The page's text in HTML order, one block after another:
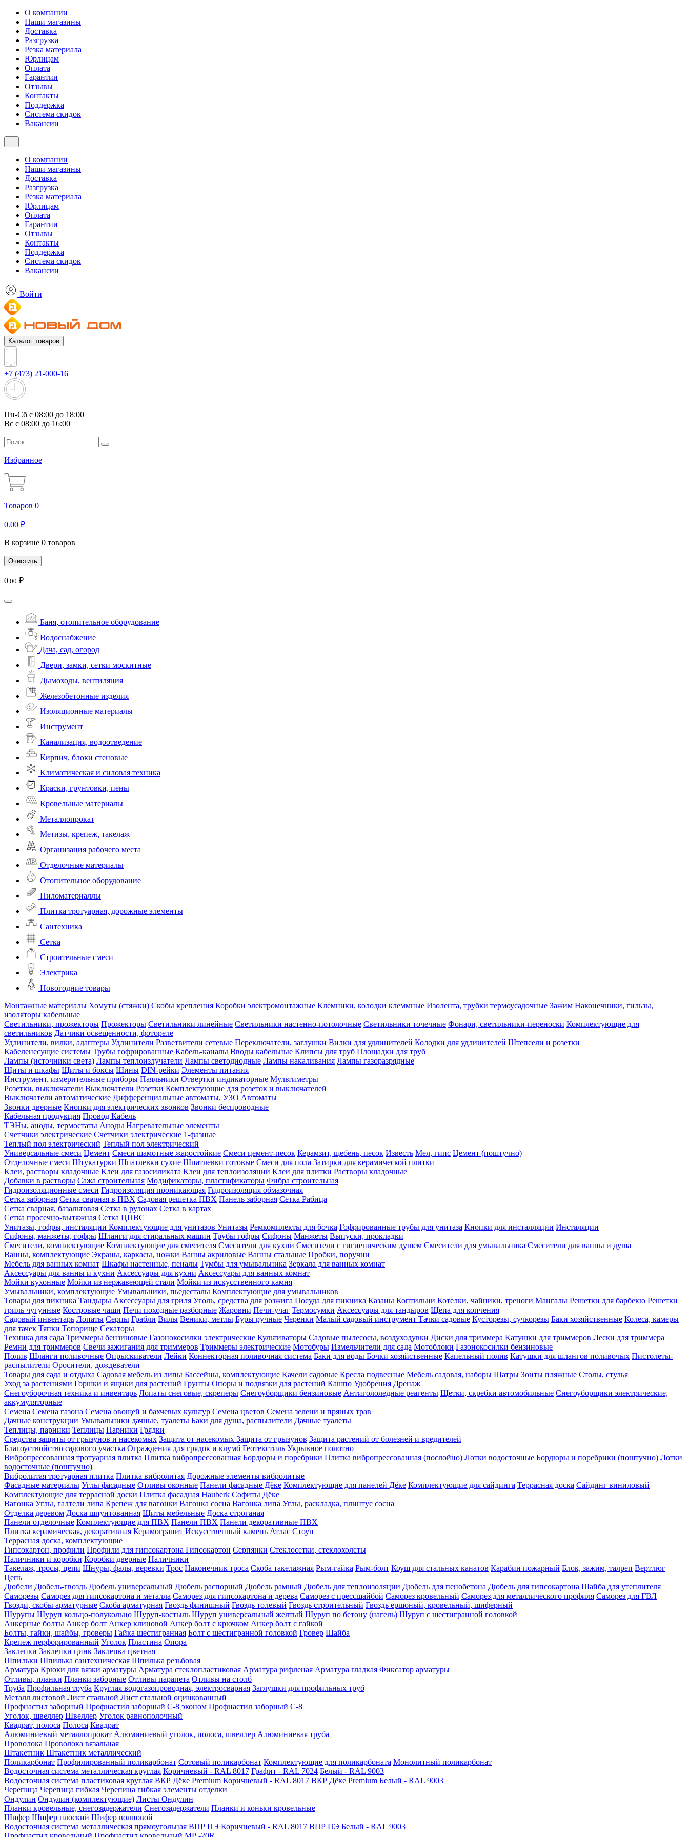
О компании
Наши магазины
Доставка
Разгрузка
Резка материала
Юрлицам
Оплата
Гарантии
Отзывы
Контакты
Поддержка
Система скидок
Вакансии
…
О компании
Наши магазины
Доставка
Разгрузка
Резка материала
Юрлицам
Оплата
Гарантии
Отзывы
Контакты
Поддержка
Система скидок
Вакансии
Войти
Каталог товаров
+7 (473) 21-000-16
Пн-Сб с 08:00 до 18:00
Вс с 08:00 до 16:00
Избранное
Товаров 0
0.00 ₽
В корзине 0 товаров
Очистить
0 .00 ₽
Баня, отопительное оборудование
Водоснабжение
Дача, сад, огород
Двери, замки, сетки москитные
Дымоходы, вентиляция
Железобетонные изделия
Изоляционные материалы
Инструмент
Канализация, водоотведение
Кирпич, блоки стеновые
Климатическая и силовая техника
Краски, грунтовки, пены
Кровельные материалы
Металлопрокат
Метизы, крепеж, такелаж
Организация рабочего места
Отделочные материалы
Отопительное оборудование
Пиломатериаллы
Плитка тротуарная, дорожные элементы
Сантехника
Сетка
Строительные смеси
Электрика
Новогодние товары
Монтажные материалы Хомуты (стяжки) Скобы крепления Коробки электромонтажные Клемники, колодки клеммные Изолента, трубки термоусадочные Зажим Наконечники, гильзы,
изоляторы кабельные
Светильники, прожекторы Прожекторы Светильники линейные Светильники настенно-потолочные Светильники точечные Фонари, светильники-переноски Комплектующие для
светильников Датчики освещенности, фотореле
Удлинители, вилки, адаптеры Удлинители Разветвители сетевые Переключатели, заглушки Вилки для удлинителей Колодки для удлинителей Штепсели и розетки
Кабеленесущие системы Трубы гофрированные Кабель-каналы Вводы кабельные Клипсы для труб Площадки для труб
Лампы (источники света) Лампы теплоизлучатели Лампы светодиодные Лампы накаливания Лампы газоразрядные
Щиты и шкафы Щиты и боксы Шины DIN-рейки Элементы питания
Инструмент, измерительные приборы Паяльники Отвертки индикаторные Мультиметры
Розетки, выключатели Выключатели Розетки Комплектующие для розеток и выключателей
Выключатели автоматические Дифференциальные автоматы, УЗО Автоматы
Звонки дверные Кнопки для электрических звонков Звонки беспроводные
Кабельная продукция Провод Кабель
ТЭНы, аноды, термостаты Аноды Нагревательные элементы
Счетчики электрические Счетчики электрические 1-фазные
Теплый пол электрический Теплый пол электрический
Универсальные смеси Цемент Смеси шамотные жаростойкие Смеси цемент-песок Керамзит, щебень, песок Известь Мел, гипс Цемент (поштучно)
Отделочные смеси Штукатурки Шпатлевки сухие Шпатлевки готовые Смеси для пола Затирки для керамической плитки
Клеи, растворы кладочные Клеи для газосиликата Клеи для теплоизоляции Клеи для плитки Растворы кладочные
Добавки в растворы Сажа строительная Модификаторы, пластификаторы Фибра строительная
Гидроизоляционные смеси Гидроизоляция проникающая Гидроизоляция обмазочная
Сетка заборная Сетка сварная в ПВХ Садовая решетка ПВХ Панель заборная Сетка Рабица
Сетка сварная, базальтовая Сетка в рулонах Сетка в картах
Сетка просечно-вытяжная Сетка ЦПВС
Унитазы, гофры, инсталяции Комплектующие для унитазов Унитазы Ремкомплекты для бочка Гофрированные трубы для унитаза Кнопки для инсталляции Инсталяции
Сифоны, манжеты, гофры Шланги для стиральных машин Трубы гофры Сифоны Манжеты Выпуски, прокладки
Смесители, комплектующие Комплектующие для смесителя Смесители для кухни Смесители с гигиеническим душем Смесители для умывальника Смесители для ванны и душа
Ванны, комплектующие Экраны, каркасы, ножки Ванны акриловые Ванны стальные Пробки, поручни
Мебель для ванных комнат Шкафы настенные, пеналы Тумбы для умывальника Зеркала для ванных комнат
Аксессуары для ванны и кухни Аксессуары для кухни Аксессуары для ванных комнат
Мойки кухонные Мойки из нержавеющей стали Мойки из искусственного камня
Умывальники, комплектующие Умывальники, пьедесталы Комплектующие для умывальников
Товары для пикника Тандыры Аксессуары для гриля Уголь, средства для розжига Посуда для пикника Казаны Коптильни Котелки, чайники, треноги Мангалы Решетки для барбекю Решетки
гриль чугунные Костровые чаши Печи походные разборные Жаровни Печи-учаг Термосумки Аксессуары для тандыров Щепа для копчения
Садовый инвентарь Лопаты Серпы Грабли Вилы Веники, метлы Буры ручные Черенки Малый садовый инструмент Тачки садовые Кусторезы, сучкорезы Баки хозяйственные Колеса, камеры
для тачек Тяпки Топорище Секаторы
Техника для сада Триммеры бензиновые Газонокосилки электрические Культиваторы Садовые пылесосы, воздуходувки Диски для триммера Катушки для триммеров Лески для триммера
Ремни для триммеров Свечи зажигания для триммеров Триммеры электрические Мотобуры Измельчители для сада Мотоблоки Газонокосилки бензиновые
Полив Шланги поливочные Опрыскиватели Лейки Коннекторная поливочная система Баки для воды Бочки хозяйственные Капельный полив Катушки для шлангов поливочых Пистолеты-
распылители Оросители, дождеватели
Товары для сада и отдыха Садовая мебель из липы Бассейны, комплектующие Качели садовые Кресла подвесные Мебель садовая, наборы Шатры Зонты пляжные Столы, стулья
Уход за растениями Горшки и ящики для растений Грунты Опоры и подвязки для растений Кашпо Удобрения Дренаж
Снегоуборочная техника и инвентарь Лопаты снеговые, скреперы Снегоуборщики бензиновые Антигололедные реагенты Щетки, скребки автомобильные Снегоуборщики электрические,
аккумуляторные
Семена Семена газона Семена овощей и бахчевых культур Семена цветов Семена зелени и пряных трав
Дачные конструкции Умывальники дачные, туалеты Баки для душа, распылители Дачные туалеты
Теплицы, парники Теплицы Парники Грядки
Средства защиты от грызунов и насекомых Защита от насекомых Защита от грызунов Защита растений от болезней и вредителей
Благоуствойство садового участка Ограждения для грядок и клумб Геотекстиль Укрывное полотно
Вибропрессованная тротуарная плитка Плитка вибропрессованная Бордюры и поребрики Плитка вибропрессованная (послойно) Лотки водосточные Бордюры и поребрики (поштучно) Лотки
водосточные (поштучно)
Вибролитая тротуарная плитка Плитка вибролитая Дорожные элементы вибролитые
Фасадные материалы Углы фасадные Отливы оконные Панели фасадные Дёке Комплектующие для панелей Дёке Комплектующие для сайдинга Террасная доска Сайдинг виниловый
Комплектующие для террасной доски Плитка фасадная Hauberk Софиты Дёке
Вагонка Углы, галтели липа Крепеж для вагонки Вагонка сосна Вагонка липа Углы, раскладка, плинтус сосна
Отделка деревом Доска шпунтованная Щиты мебельные Доска строганая
Панели отделочные Комплектующие для ПВХ Панели ПВХ Панели декоративные ПВХ
Плитка керамическая, декоративная Керамогранит Искусственный камень Атлас Стоун
Террасная доска, комплектующие
Гипсокартон, профили Профили для гипсокартона Гипсокартон Серпянки Стеклосетки, стеклохолсты
Наличники и коробки Коробки дверные Наличники
Такелаж, тросы, цепи Шнуры, фалы, веревки Трос Наконечник троса Скоба такелажная Рым-гайка Рым-болт Коуш для стальных канатов Карабин пожарный Блок, зажим, талреп Вертлюг
Цепь
Дюбели Дюбель-гвоздь Дюбель универсальный Дюбель распорный Дюбель рамный Дюбель для теплоизоляции Дюбель для пенобетона Дюбель для гипсокартона Шайба для утеплителя
Саморезы Саморез для гипсокартона и металла Саморез для гипсокартона и дерева Саморез с прессшайбой Саморез кровельный Саморез для металлического профиля Саморез для ГВЛ
Гвозди, скобы арматурные Скоба арматурная Гвоздь финишный Гвоздь толевый Гвоздь строительный Гвоздь ершоный, кровельный, шиферный
Шурупы Шуруп кольцо-полукольцо Шуруп-костыль Шуруп универсальный желтый Шуруп по бетону (нагель) Шуруп с шестигранной головкой
Анкерные болты Анкер болт Анкер клиновой Анкер болт с крючком Анкер болт с гайкой
Болты, гайки, шайбы, гроверы Гайка шестигранная Болт c шестигранной головкой Гровер Шайба
Крепеж перфорированный Уголок Пластина Опора
Заклепки Заклепки цинк Заклепка цветная
Шпильки Шпилька сантехническая Шпилька резьбовая
Арматура Крюки для вязки арматуры Арматура стеклопластиковая Арматура рифленая Арматура гладкая Фиксатор арматуры
Отливы, планки Планки заборные Отливы парапета Отливы на столб
Труба Профильная труба Круглая водогазопроводная, электросварная Заглушки для профильных труб
Металл листовой Лист стальной Лист стальной оцинкованный
Профнастил заборный Профнастил заборный С-8 эконом Профнастил заборный С-8
Уголок, швеллер Швеллер Уголок равнополочный
Квадрат, полоса Полоса Квадрат
Алюминиевый металлопрокат Алюминиевый уголок, полоса, швеллер Алюминиевая труба
Проволока Проволока вязальная
Штакетник Штакетник металлический
Поликарбонат Профилированный поликарбонат Сотовый поликарбонат Комплектующие для поликарбоната Монолитный поликарбонат
Водосточная система металлическая круглая Коричневый - RAL 8017 Графит - RAL 7024 Белый - RAL 9003
Водосточная система пластиковая круглая ВКР Дёке Premium Коричневый - RAL 8017 ВКР Дёке Premium Белый - RAL 9003
Черепица Черепица гибкая Черепица гибкая элементы отделки
Ондулин Ондулин (комплектующие) Листы Ондулин
Планки кровельные, снегозадержатели Снегозадержатели Планки и коньки кровельные
Шифер Шифер плоский Шифер волновой
Водосточная система металлическая прямоугольная ВПР ПЭ Коричневый - RAL 8017 ВПР ПЭ Белый - RAL 9003